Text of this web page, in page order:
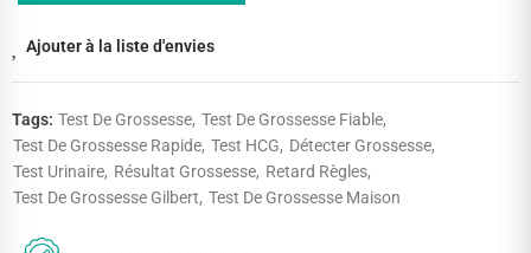
Ajouter à la liste d'envies
Tags: Test De Grossesse Test De Grossesse Fiable
Test De Grossesse Rapide Test HCG
Détecter Grossesse
Test Urinaire Résultat Grossesse Retard Règles
Test De Grossesse Gilbert Test De Grossesse Maison